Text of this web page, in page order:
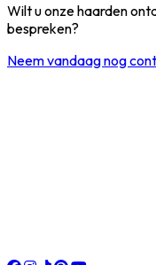
Wilt u onze haarden
bespreken?
Neem vandaag nog